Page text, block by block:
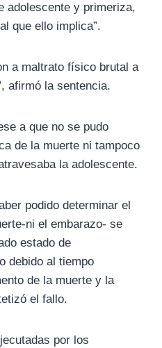
adolescente y primeriza,
que ello implica”.
a maltrato físico brutal a
afirmó la sentencia.
a que no se pudo
de la muerte ni tampoco
la adolescente.
podido determinar el
ni el embarazo- se
estado de
debido al tiempo
de la muerte y la
el fallo.
por los